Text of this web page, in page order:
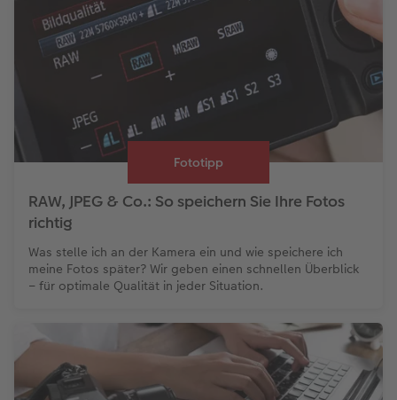
Fototipp
RAW, JPEG & Co.: So speichern Sie Ihre Fotos
richtig
Was stelle ich an der Kamera ein und wie speichere ich
meine Fotos später? Wir geben einen schnellen Überblick
– für optimale Qualität in jeder Situation.